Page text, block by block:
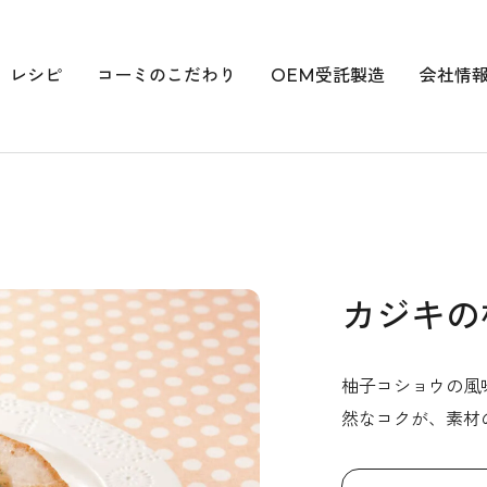
レシピ コーミのこだわり OEM受託製造 会社情
カジキ
柚子コショウの風
然なコクが、素